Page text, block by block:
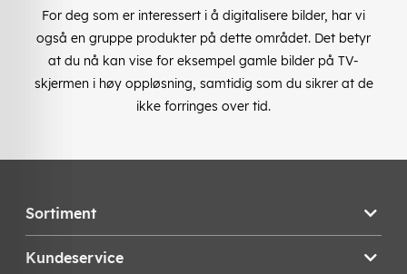
For deg som er interessert i å digitalisere bilder, har vi
også en gruppe produkter på dette området. Det betyr
at du nå kan vise for eksempel gamle bilder på TV-
skjermen i høy oppløsning, samtidig som du sikrer at de
ikke forringes over tid.
Sortiment
Kundeservice